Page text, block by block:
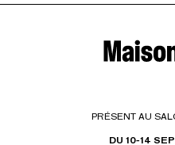
PRÉSENT AU
DU 10-14